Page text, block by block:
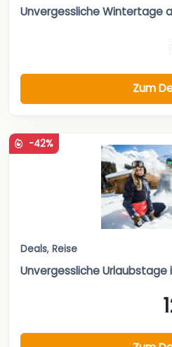
Unvergessliche Wintertage
Zum
-42%
Deals, Reise
Unvergessliche Urlaubstage